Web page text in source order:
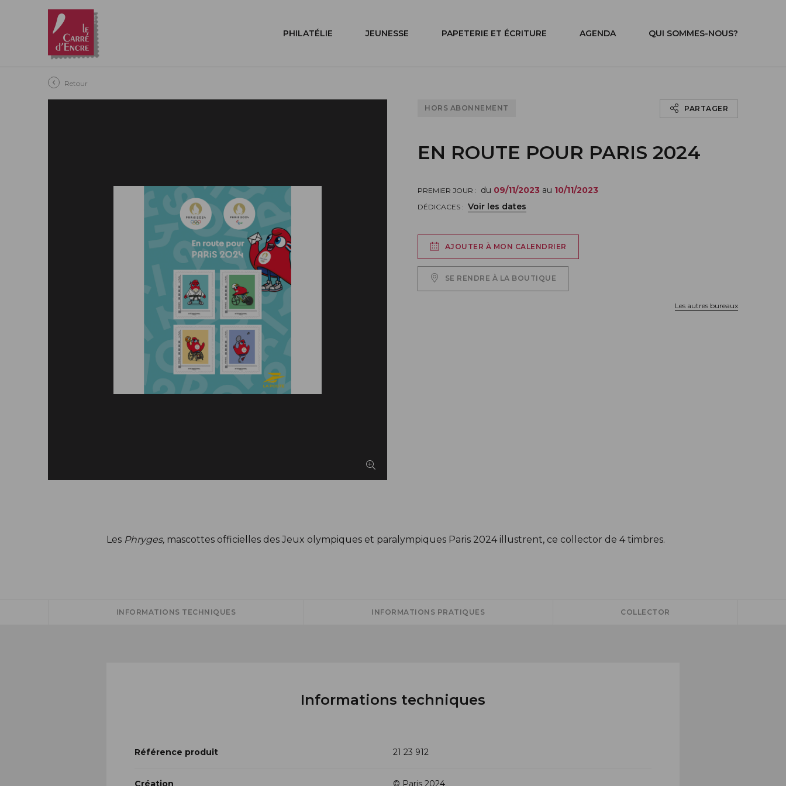
Aller au contenu principal
PHILATÉLIE JEUNESSE PAPETERIE ET ÉCRITURE AGENDA QUI SOMMES-NOUS?
Retour
HORS ABONNEMENT PARTAGER
EN ROUTE POUR PARIS 2024
PREMIER JOUR : du 09/11/2023 au 10/11/2023
DÉDICACES : Voir les dates
AJOUTER À MON CALENDRIER
SE RENDRE À LA BOUTIQUE
Les autres bureaux
Les Phryges, mascottes officielles des Jeux olympiques et paralympiques Paris 2024 illustrent, ce collector de 4 timbres.
INFORMATIONS TECHNIQUES INFORMATIONS PRATIQUES COLLECTOR
Informations techniques
Référence produit 21 23 912
Création © Paris 2024